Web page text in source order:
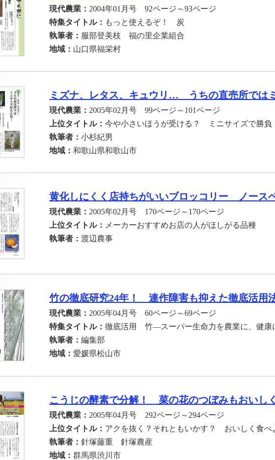
現代農業： 2004年01月号 92ページ～93ページ
特集タイトル： もっと使えるぞ！ 炭
執筆者： 服部登美枝 福の里企業組合
地域： 山口県福栄村
ミズナ、レタス、キュウリ… うちの直売所では
現代農業： 2005年02月号 99ページ～101ページ
上位タイトル： 今や小さいほうが受ける？ ミニサイズで勝負
執筆者： 小杉紀男
地域： 和歌山県和歌山市
黄化しにくく店持ちがいいブロッコリー ノース
現代農業： 2005年02月号 170ページ～170ページ
上位タイトル： メーカーおすすめお店の人がほしがる品種
執筆者： 渡辺農事
竹の徹底研究24年！ 連作障害も抑えた徹底活用
現代農業： 2005年04月号 60ページ～69ページ
特集タイトル： 徹底活用 竹―スーパー生命力を農業に、健康
執筆者： 編集部
地域： 愛媛県松山市
こうじの酵素で分解！ 菜の花のつぼみもおいし
現代農業： 2005年04月号 292ページ～294ページ
上位タイトル： アクを抜く？それともいかす？ おいしく食べ
執筆者： 針塚藤重 針塚農産
地域： 群馬県渋川市